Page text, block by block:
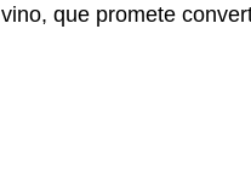
que promete